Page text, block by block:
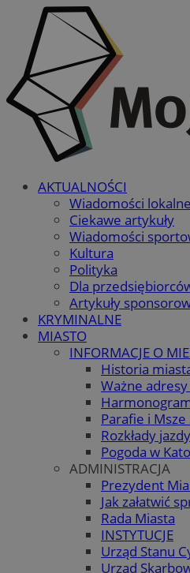
AKTUALNOŚCI
Wiadomości lokalne
Ciekawe artykuły
Wiadomości
Kultura
Polityka
Dla
Artykuły
KRYMINALNE
MIASTO
INFORMACJE O
Historia
Ważne
Parafie i
Rozkłady
Pogoda w
ADMINISTRACJA
Prezydent
Jak załatwić
Rada Miasta
INSTYTUCJE
Urząd Stanu
Urząd